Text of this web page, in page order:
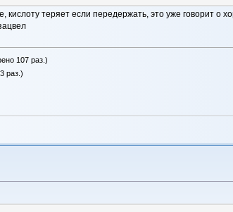
кислоту теряет если передержать, это уже говорит о
107 раз.)
раз.)